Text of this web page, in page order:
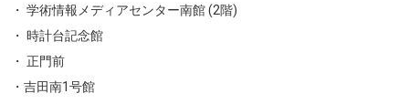
・ 学術情報メディアセンター南館 (2階)
・ 時計台記念館
・ 正門前
・吉田南1号館